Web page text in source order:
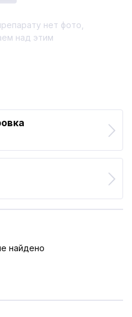
нет фото,
над этим
найдено